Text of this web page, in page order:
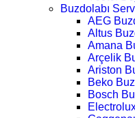
Buzdolabı
AEG
Altus
Amana
Arçelik
Ariston
Beko
Bosch